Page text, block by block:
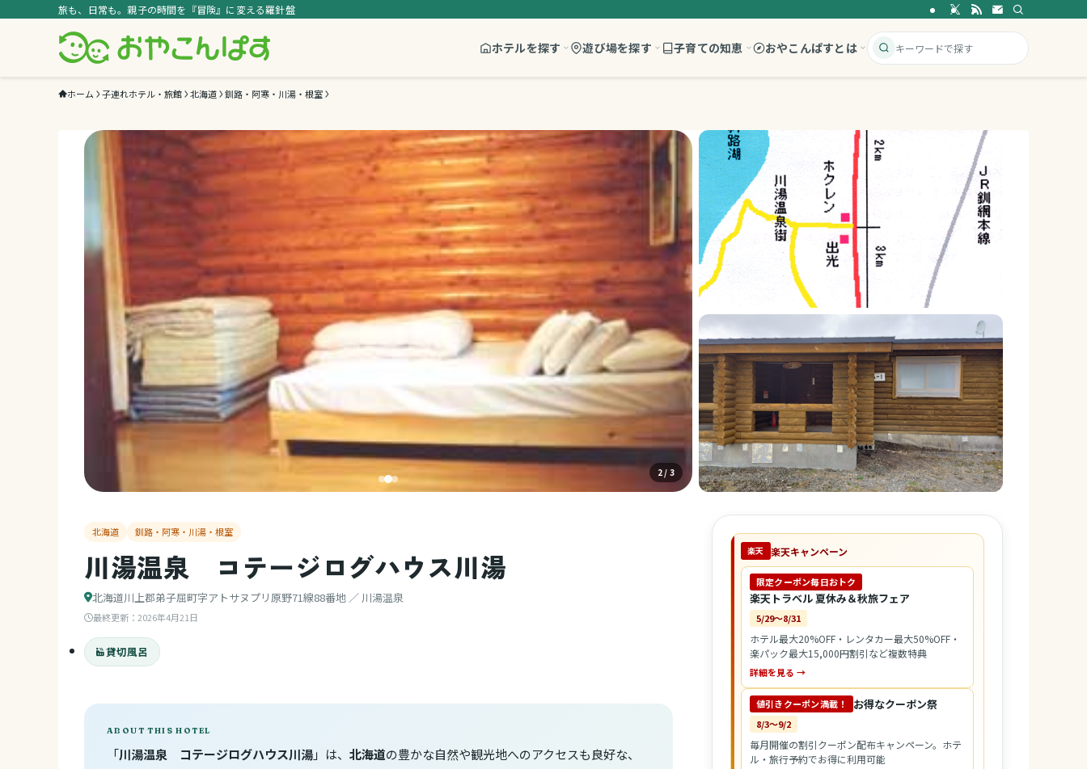
旅も、日常も。親子の時間を『冒険』に変える羅針盤
ホテルを探す 遊び場を探す 子育ての知恵 おやこんぱすとは
ホーム 子連れホテル・旅館 北海道 釧路・阿寒・川湯・根室
3/ 3
北海道 釧路・阿寒・川湯・根室
川湯温泉 コテージログハウス川湯
北海道川上郡弟子屈町字アトサヌプリ原野71線88番地 ／ 川湯温泉
最終更新： 2026年4月21日
貸切風呂
ABOUT THIS HOTEL
「川湯温泉 コテージログハウス川湯」は、 北海道の豊かな自然や観光地へのアクセスも良好な、
楽天 楽天キャンペーン
限定クーポン毎日おトク
楽天トラベル 夏休み＆秋旅フェア
5/29〜8/31
ホテル最大20%OFF・レンタカー最大50%OFF・
楽パック最大15,000円割引など複数特典
詳細を見る →
値引きクーポン満載！ お得なクーポン祭
8/3〜9/2
毎月開催の割引クーポン配布キャンペーン。ホテ
ル・旅行予約でお得に利用可能